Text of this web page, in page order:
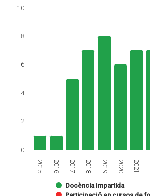
Docència impartida
2015 2016 2017 2018 2019 2020 2021
0
2
4
6
8
10